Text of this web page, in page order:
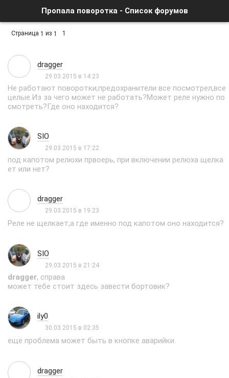
Пропала поворотка - Список форумов
Страница 1 из 1 1
dragger
29.03.2015 в 14:23
Не работают поворотки,предохранители все посмотрел,все
целые.Из за чего может не работать?Может реле нужно по
смотреть?Где оно находится?
SIO
29.03.2015 в 17:22
под капотом релюхи првоерь, при включении релюха щелка
ет или нет?
dragger
29.03.2015 в 19:23
Реле не щелкает,а где именно под капотом оно находится?
SIO
29.03.2015 в 21:24
dragger, справа
может тебе стоит здесь завести бортовик?
ily0
30.03.2015 в 02:35
еще проблема может быть в кнопке аварийки.
dragger